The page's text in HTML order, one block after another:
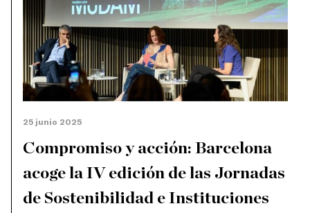
25 junio 2025
Compromiso y acción: Barcelona
acoge la IV edición de las Jornadas
de Sostenibilidad e Instituciones